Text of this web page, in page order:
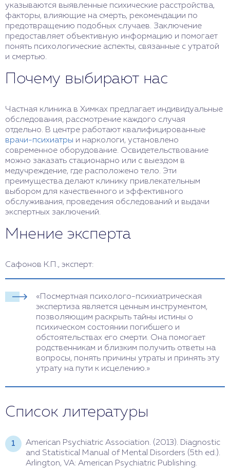
указываются выявленные психические расстройства,
факторы, влияющие на смерть, рекомендации по
предотвращению подобных случаев. Заключение
предоставляет объективную информацию и помогает
понять психологические аспекты, связанные с утратой
и смертью.
Почему выбирают нас
Частная клиника в Химках предлагает индивидуальные
обследования, рассмотрение каждого случая
отдельно. В центре работают квалифицированные
врачи-психиатры и наркологи, установлено
современное оборудование. Освидетельствование
можно заказать стационарно или с выездом в
медучреждение, где расположено тело. Эти
преимущества делают клинику привлекательным
выбором для качественного и эффективного
обслуживания, проведения обследований и выдачи
экспертных заключений.
Мнение эксперта
Сафонов К.П., эксперт:
«Посмертная психолого-психиатрическая
экспертиза является ценным инструментом,
позволяющим раскрыть тайны истины о
психическом состоянии погибшего и
обстоятельствах его смерти. Она помогает
родственникам и близким получить ответы на
вопросы, понять причины утраты и принять эту
утрату на пути к исцелению.»
Список литературы
American Psychiatric Association. (2013). Diagnostic
and Statistical Manual of Mental Disorders (5th ed.).
Arlington, VA: American Psychiatric Publishing.